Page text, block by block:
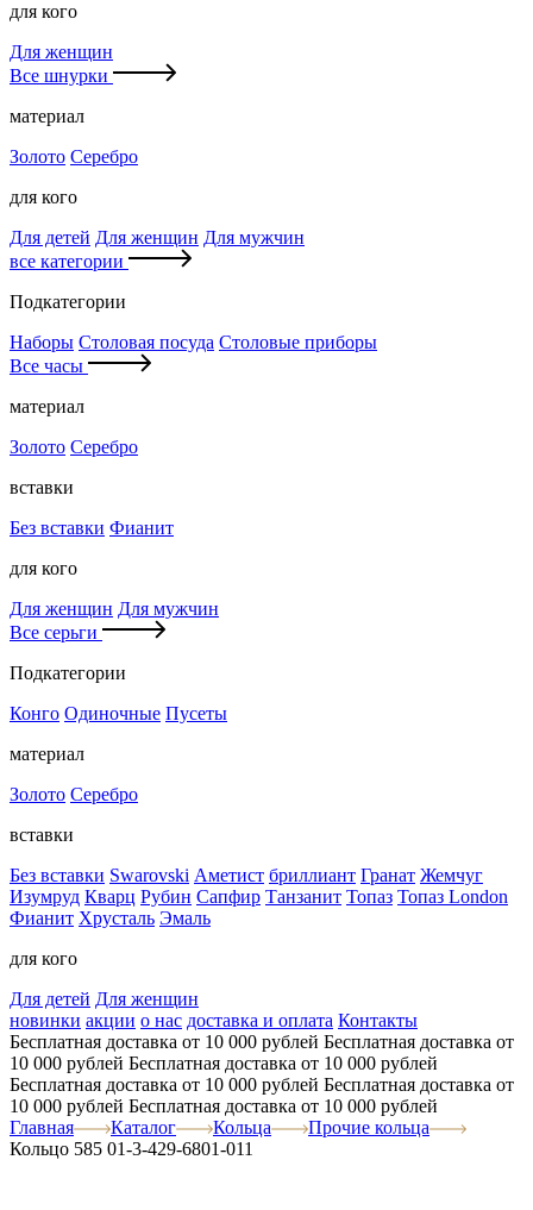
для кого
Для женщин
Все шнурки
материал
Золото Серебро
для кого
Для детей Для женщин Для мужчин
все категории
Подкатегории
Наборы Столовая посуда Столовые приборы
Все часы
материал
Золото Серебро
вставки
Без вставки Фианит
для кого
Для женщин Для мужчин
Все серьги
Подкатегории
Конго Одиночные Пусеты
материал
Золото Серебро
вставки
Без вставки Swarovski Аметист бриллиант Гранат Жемчуг
Изумруд Кварц Рубин Сапфир Танзанит Топаз Топаз London
Фианит Хрусталь Эмаль
для кого
Для детей Для женщин
новинки акции о нас доставка и оплата Контакты
Бесплатная доставка от 10 000 рублей Бесплатная доставка от
10 000 рублей Бесплатная доставка от 10 000 рублей
Бесплатная доставка от 10 000 рублей Бесплатная доставка от
10 000 рублей Бесплатная доставка от 10 000 рублей
Главная
Каталог Кольца
Прочие кольца
Кольцо 585 01-3-429-6801-011